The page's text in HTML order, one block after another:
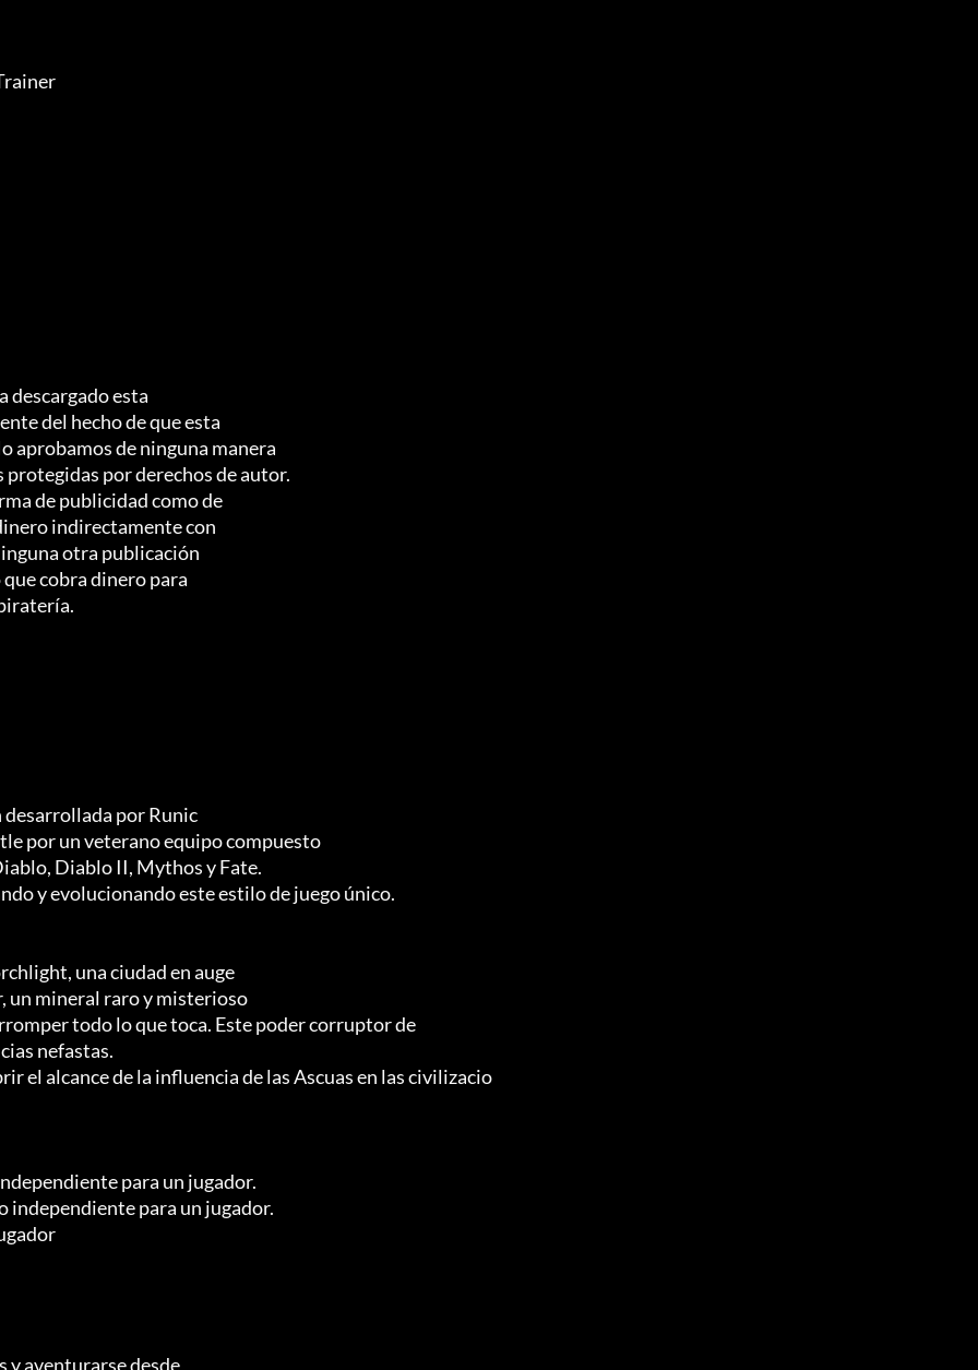
descargado esta
del hecho de que esta
aprobamos de ninguna manera
por derechos de autor.
de publicidad como de
indirectamente con
otra publicación
cobra dinero para